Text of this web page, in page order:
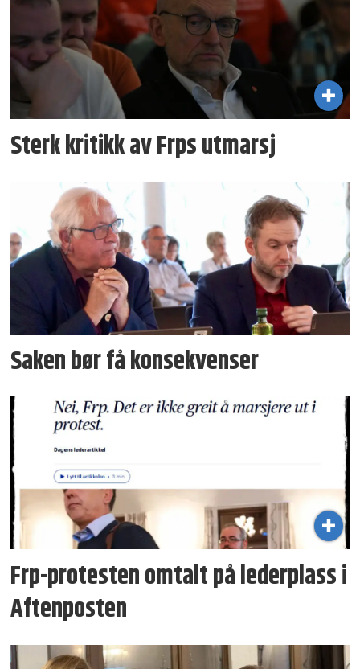
Sterk kritikk av Frps utmarsj
Saken bør få konsekvenser
Frp-protesten omtalt på lederplass i
Aftenposten